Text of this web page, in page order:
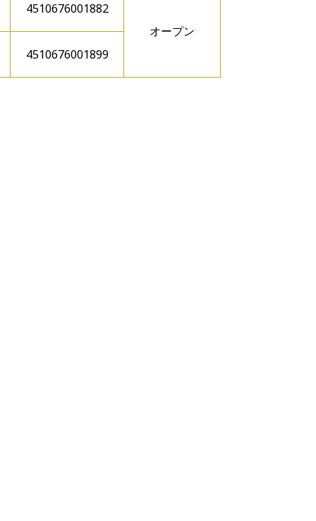
4510676001882
オープン
4510676001899